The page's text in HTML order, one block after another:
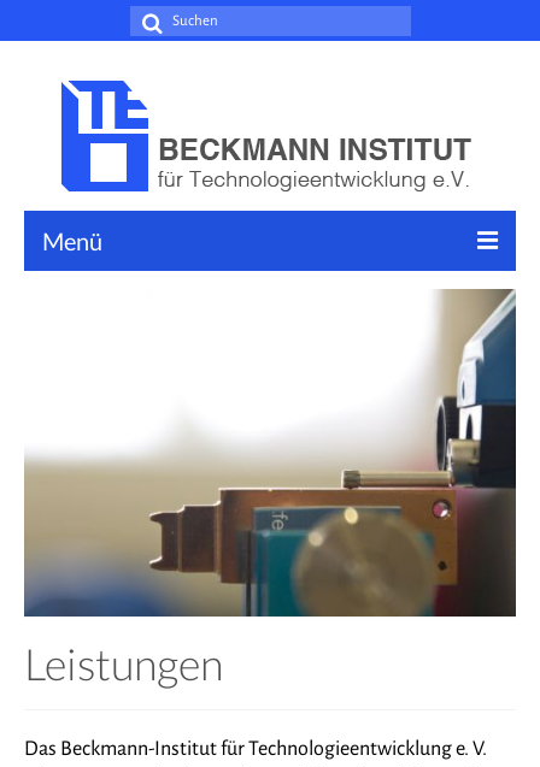
Suche
Menü
Weiterbildung
Publikationen
Verein
Stellenangebote
Vorstand
Leistungen
Das Beckmann-Institut für Technologieentwicklung e. V.